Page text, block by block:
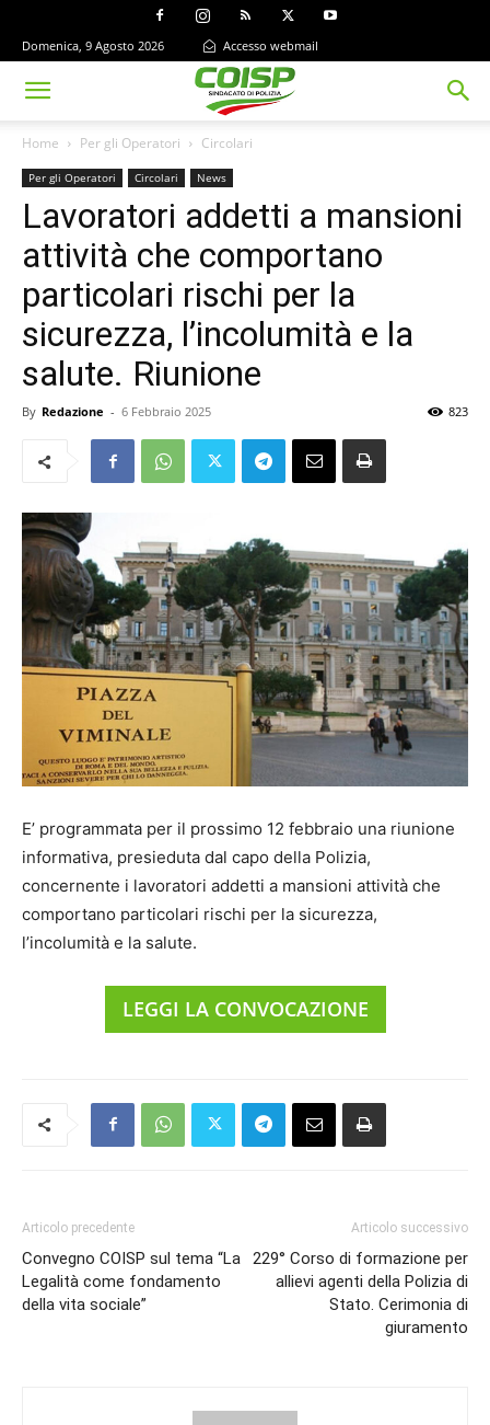
Domenica, 9 Agosto 2026 Accesso webmail
Home Per gli Operatori Circolari
Per gli Operatori Circolari News
Lavoratori addetti a mansioni
attività che comportano
particolari rischi per la
sicurezza, l’incolumità e la
salute. Riunione
By Redazione - 6 Febbraio 2025 823
E’ programmata per il prossimo 12 febbraio una riunione
informativa, presieduta dal capo della Polizia,
concernente i lavoratori addetti a mansioni attività che
comportano particolari rischi per la sicurezza,
l’incolumità e la salute.
LEGGI LA CONVOCAZIONE
Articolo precedente
Convegno COISP sul tema “La
Legalità come fondamento
della vita sociale”
Articolo successivo
229° Corso di formazione per
allievi agenti della Polizia di
Stato. Cerimonia di
giuramento